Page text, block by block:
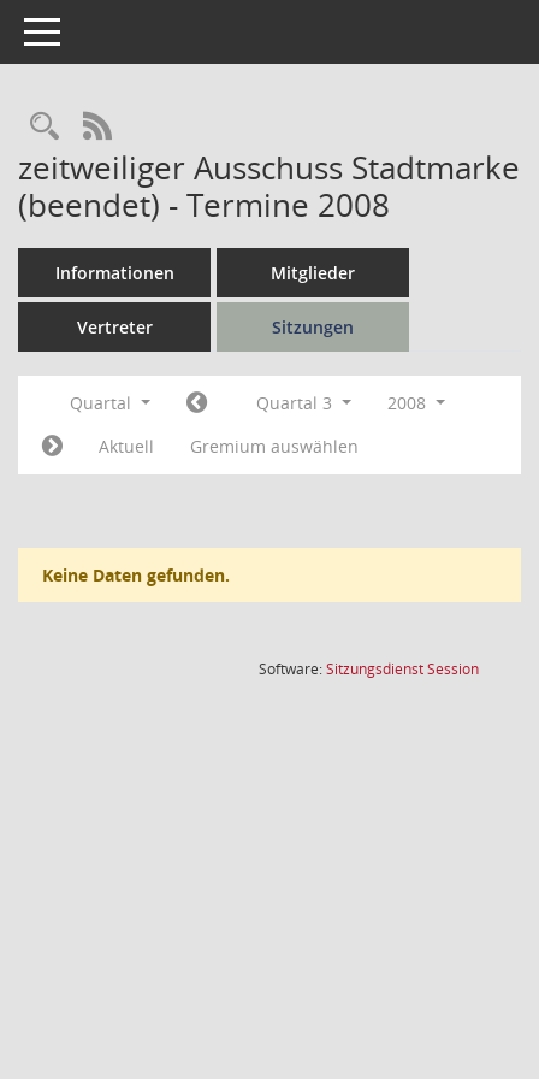
Toggle navigation
Rechercheauswahl
RSS-Feed
zeitweiliger Ausschuss Stadtmarke
(beendet) - Termine 2008
Informationen Mitglieder
Vertreter Sitzungen
Quartal Quartal 3
2008
Aktuell
Gremium auswählen
Keine Daten gefunden.
Software:SitzungsdienstSession(Wird in